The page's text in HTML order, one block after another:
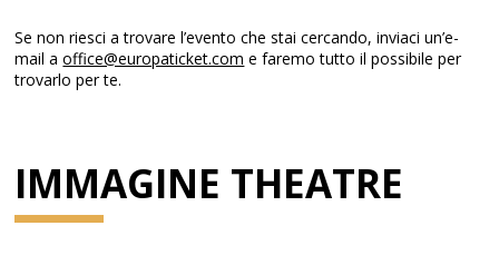
Se non riesci a trovare l’evento che stai cercando, inviaci un’e-
mail aoffice@europaticket.com e faremo tutto il possibile per
trovarlo per te.
IMMAGINE THEATRE